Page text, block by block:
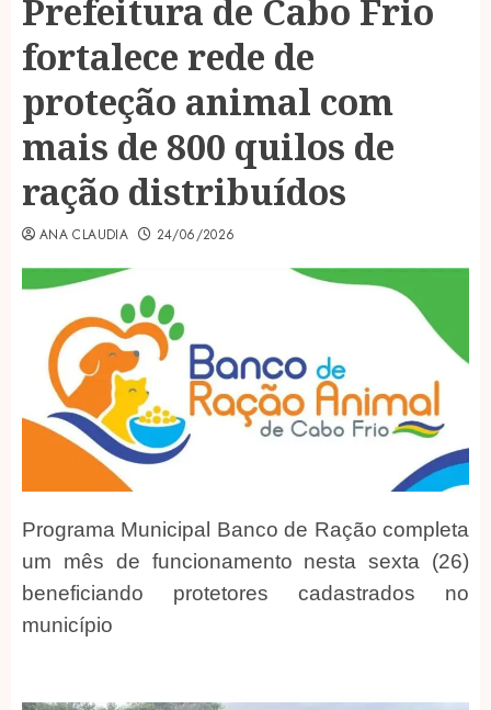
Prefeitura de Cabo Frio
fortalece rede de
proteção animal com
mais de 800 quilos de
ração distribuídos
ANA CLAUDIA 24/06/2026
Programa Municipal Banco de Ração completa
um mês de funcionamento nesta sexta (26)
beneficiando protetores cadastrados no
município